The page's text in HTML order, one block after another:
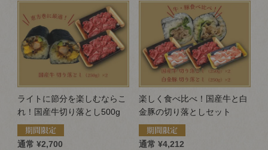
ライトに節分を楽しむならこ
れ！国産牛切り落とし500g
通常 ¥2,700
楽しく食べ比べ！国産牛と白
金豚の切り落としセット
通常 ¥4,212